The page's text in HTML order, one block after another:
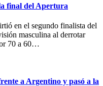
final del Apertura
en el segundo finalista del
masculina al derrotar
70 a 60…
a Argentino y pasó a la